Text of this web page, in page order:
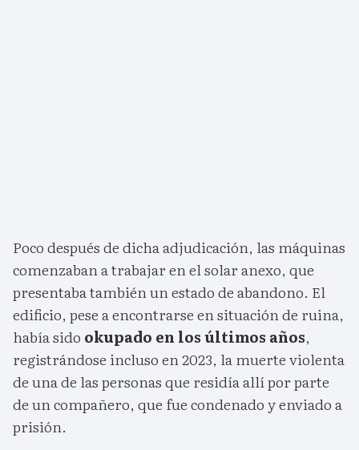
Poco después de dicha adjudicación, las máquinas
comenzaban a trabajar en el solar anexo, que
presentaba también un estado de abandono. El
edificio, pese a encontrarse en situación de ruina,
había sido okupado en los últimos años,
registrándose incluso en 2023, la muerte violenta
de una de las personas que residía allí por parte
de un compañero, que fue condenado y enviado a
prisión.